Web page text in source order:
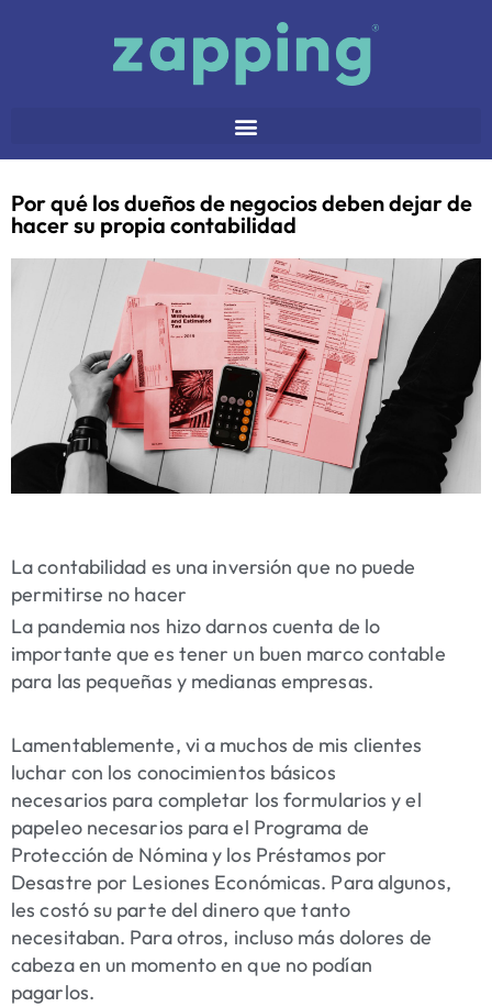
Por qué los dueños de negocios deben dejar de
hacer su propia contabilidad
La contabilidad es una inversión que no puede
permitirse no hacer
La pandemia nos hizo darnos cuenta de lo
importante que es tener un buen marco contable
para las pequeñas y medianas empresas.
Lamentablemente, vi a muchos de mis clientes
luchar con los conocimientos básicos
necesarios para completar losformularios y el
papeleonecesarios para el Programa de
Protección de Nómina y los Préstamos por
Desastre por Lesiones Económicas. Para algunos,
les costó su parte del dinero que tanto
necesitaban. Para otros, incluso más dolores de
cabeza en un momento en que no podían
pagarlos.